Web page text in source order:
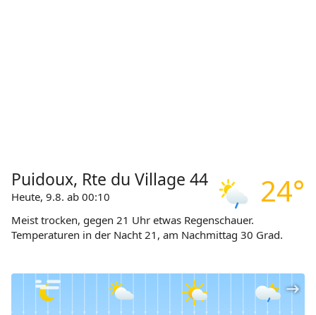
24°
Puidoux, Rte du Village 44
Heute, 9.8. ab 00:10
Meist trocken, gegen 21 Uhr etwas Regenschauer.
Temperaturen in der Nacht 21, am Nachmittag 30 Grad.